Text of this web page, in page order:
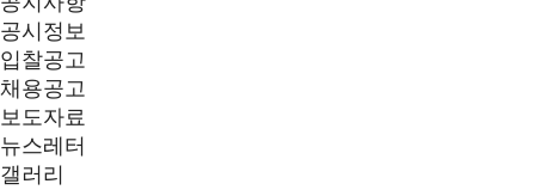
공시정보
입찰공고
채용공고
보도자료
뉴스레터
갤러리